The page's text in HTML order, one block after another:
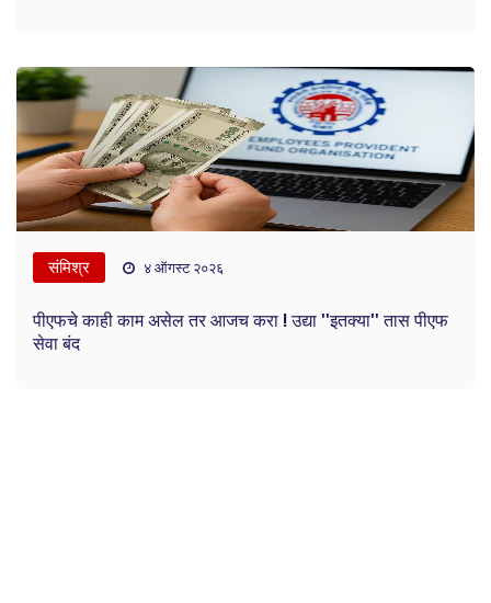
संमिश्र ४ ऑगस्ट २०२६
पीएफचे काही काम असेल तर आजच करा ! उद्या ''इतक्या'' तास पीएफ
सेवा बंद